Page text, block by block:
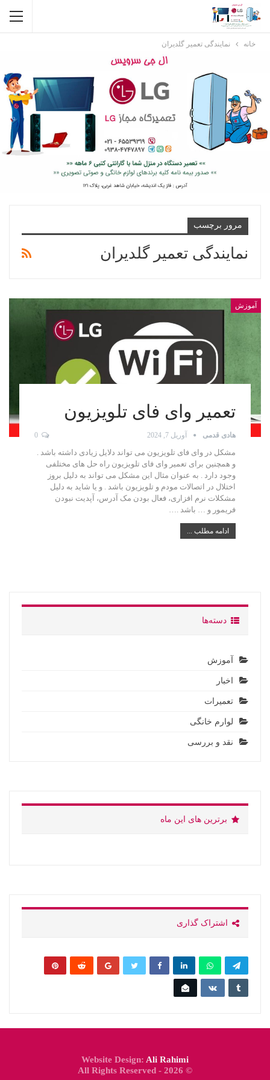
خانه نمایندگی تعمیر گلدیران
مرور برچسب
نمایندگی تعمیر گلدیران
آموزش
تعمیر وای فای تلویزیون
هادی قدمی آوریل 7, 2024 0
مشکل در وای فای تلویزیون می تواند دلایل زیادی داشته باشد .
و همچنین برای تعمیر وای فای تلویزیون راه حل های مختلفی
وجود دارد . به عنوان مثال این مشکل می تواند به دلیل بروز
اختلال در اتصالات مودم و تلویزیون باشد . و یا شاید به دلیل
مشکلات نرم‌ افزاری، فعال بودن مک آدرس، آپدیت نبودن
فریمور و … باشد .…
ادامه مطلب ...
دسته‌ها
آموزش
اخبار
تعمیرات
لوارم خانگی
نقد و بررسی
برترین های این ماه
اشتراک گذاری
Website Design: Ali Rahimi
© 2026 - All Rights Reserved